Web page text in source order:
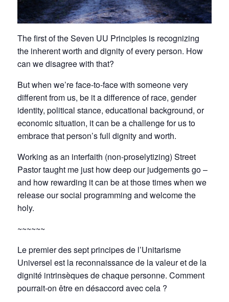
The first of the Seven UU Principles is recognizing
the inherent worth and dignity of every person. How
can we disagree with that?
But when we’re face-to-face with someone very
different from us, be it a difference of race, gender
identity, political stance, educational background, or
economic situation, it can be a challenge for us to
embrace that person’s full dignity and worth.
Working as an interfaith (non-proselytizing) Street
Pastor taught me just how deep our judgements go –
and how rewarding it can be at those times when we
release our social programming and welcome the
holy.
~~~~~~
Le premier des sept principes de l’Unitarisme
Universel est la reconnaissance de la valeur et de la
dignité intrinsèques de chaque personne. Comment
pourrait-on être en désaccord avec cela ?